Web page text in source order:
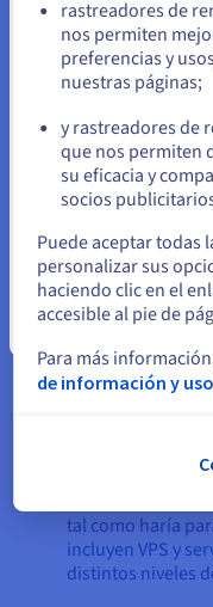
Soporte experto
Cuando usted se
poder acceder al
como para las bases
OVHcloud se entrega
conocimientos
significa que usted
profesionales
complejidades de Rails.
¿Cómo
Desplegar su
proceso muy sencillo.
Elija su plan
OVHcloud Rails
tal como haría
incluyen VPS y
distintos niveles
Permanezca en
rastreadores de
nos permiten
preferencias y
nuestras páginas;
y rastreadores de
que nos permiten
su eficacia y
socios
Puede aceptar todas
personalizar sus
haciendo clic en el
accesible al pie de
Para más
de información y